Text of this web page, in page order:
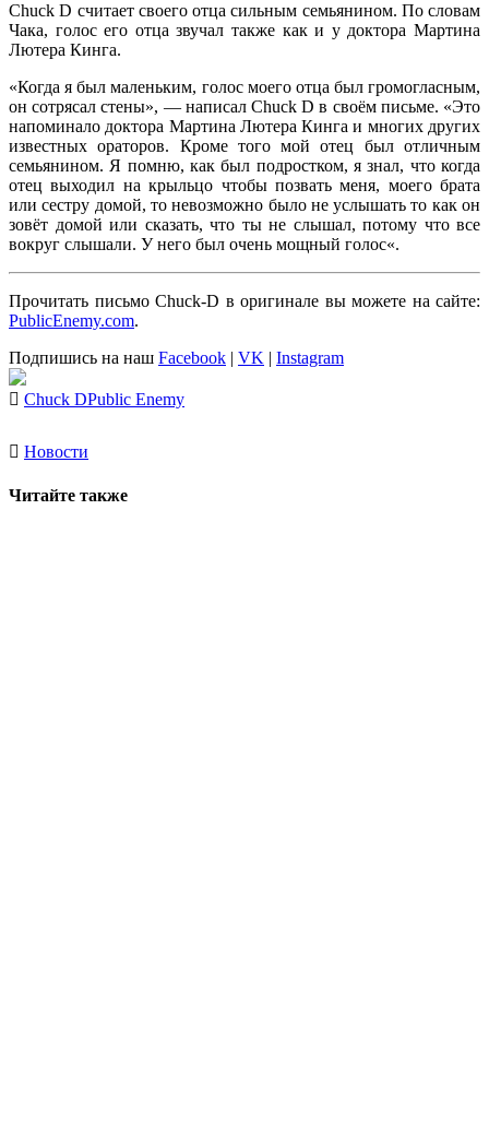
Chuck D считает своего отца сильным семьянином. По словам
Чака, голос его отца звучал также как и у доктора Мартина
Лютера Кинга.
«Когда я был маленьким, голос моего отца был громогласным,
он сотрясал стены», — написал Chuck D в своём письме. «Это
напоминало доктора Мартина Лютера Кингаи многих других
известных ораторов. Кроме того мой отец был отличным
семьянином. Я помню, как был подростком, я знал, что когда
отец выходил на крыльцо чтобы позвать меня, моего брата
или сестру домой, то невозможно было не услышать то как он
зовёт домой или сказать, что ты не слышал, потому что все
вокруг слышали. У него был очень мощный голос«.
Прочитать письмо Chuck-D в оригинале вы можете на сайте:
PublicEnemy.com.
Подпишись на наш Facebook | VK | Instagram
Chuck DPublic Enemy
Новости
Читайте также